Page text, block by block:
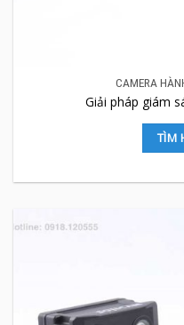
CAMERA
Giải pháp giám
TÌM